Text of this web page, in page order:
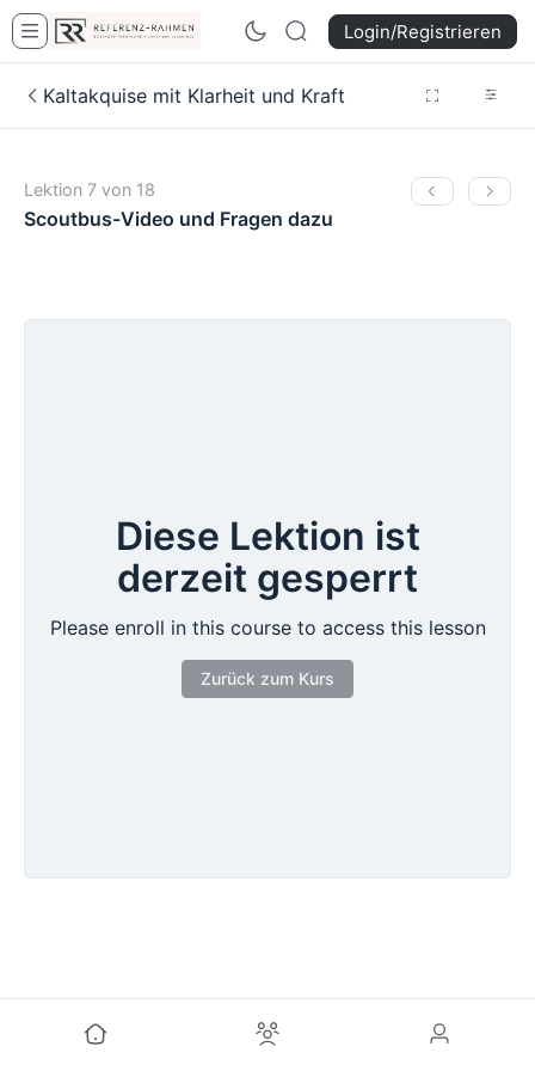
Login/Registrieren
Kaltakquise mit Klarheit und Kraft
Lektion 7 von 18
Scoutbus-Video und Fragen dazu
Diese Lektion ist
derzeit gesperrt
Please enroll in this course to access this lesson
Zurück zum Kurs